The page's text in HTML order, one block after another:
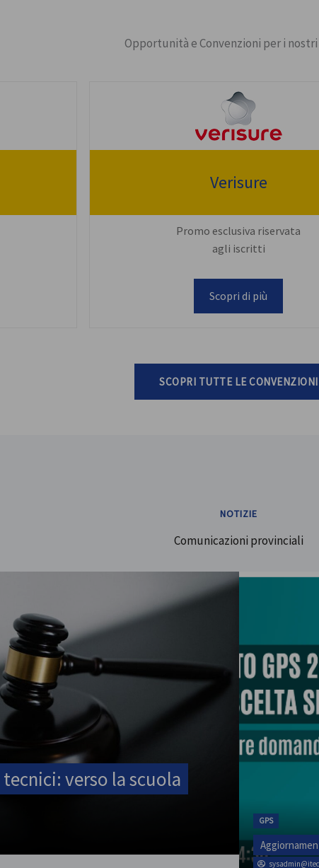
Opportunità e Convenzioni per i
Verisure
Promo esclusiva riservata
agli iscritti
Scopri di più
SCOPRI TUTTE LE CONVENZIONI
NOTIZIE
Comunicazioni provinciali
verso la scuola
admin
GPS